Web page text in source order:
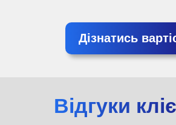
Дізнатись
Відгуки